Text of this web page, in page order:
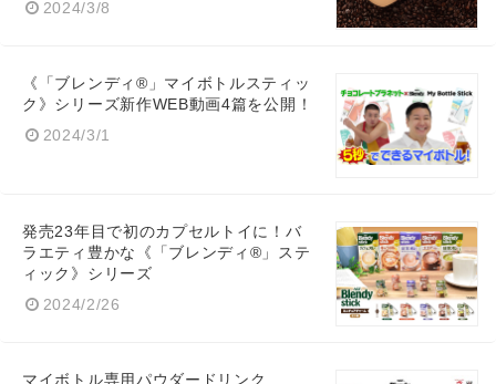
2024/3/8
《「ブレンディ®」マイボトルスティッ
ク》シリーズ新作WEB動画4篇を公開！
2024/3/1
発売23年目で初のカプセルトイに！バ
ラエティ豊かな《「ブレンディ®」ステ
ィック》シリーズ
2024/2/26
マイボトル専用パウダードリンク